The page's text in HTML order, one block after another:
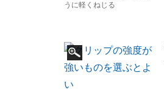
うに軽くねじる